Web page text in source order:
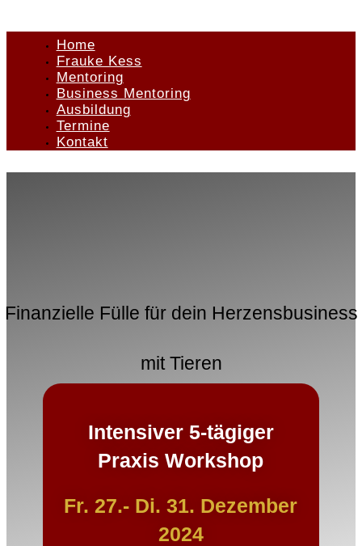
Home
Frauke Kess
Mentoring
Business Mentoring
Ausbildung
Termine
Kontakt
Finanzielle Fülle für dein Herzensbusiness
mit Tieren
Intensiver 5-tägiger
Praxis Workshop
Fr. 27.- Di. 31. Dezember
2024